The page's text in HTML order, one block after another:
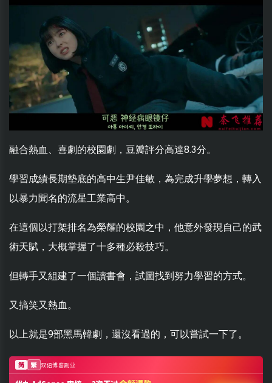
融合熱血、喜劇的校園劇，豆瓣評分高達8.3分。
學習成績長期墊底的高中生尹佳敏，為完成升學夢想，轉入
以暴力聞名的流星工業高中。
在這個以打架排名為榮耀的校園之中，他意外發現自己的武
術天賦，大概掌握了十多種必殺技巧。
但轉手又組建了一個讀書會，試圖找到努力學習的方式。
又搞笑又熱血。
以上就是9部黑馬韓劇，還沒看過的，可以嘗試一下了。